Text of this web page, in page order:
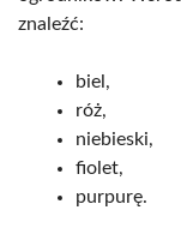
znaleźć:
biel,
róż,
niebieski,
fiolet,
purpurę.